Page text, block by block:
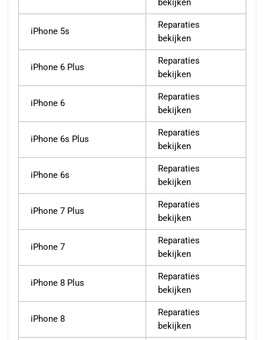
iPhone 5s
Reparaties
bekijken
iPhone 6 Plus
Reparaties
bekijken
iPhone 6
Reparaties
bekijken
iPhone 6s Plus
Reparaties
bekijken
iPhone 6s
Reparaties
bekijken
iPhone 7 Plus
Reparaties
bekijken
iPhone 7
Reparaties
bekijken
iPhone 8 Plus
Reparaties
bekijken
iPhone 8
Reparaties
bekijken